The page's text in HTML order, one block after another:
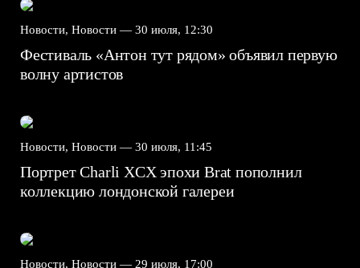
Новости, Новости — 30 июля, 12:30
Фестиваль «Антон тут рядом» объявил первую
волну артистов
Новости, Новости — 30 июля, 11:45
Портрет Charli XCX эпохи Brat пополнил
коллекцию лондонской галереи
Новости, Новости — 29 июля, 17:00